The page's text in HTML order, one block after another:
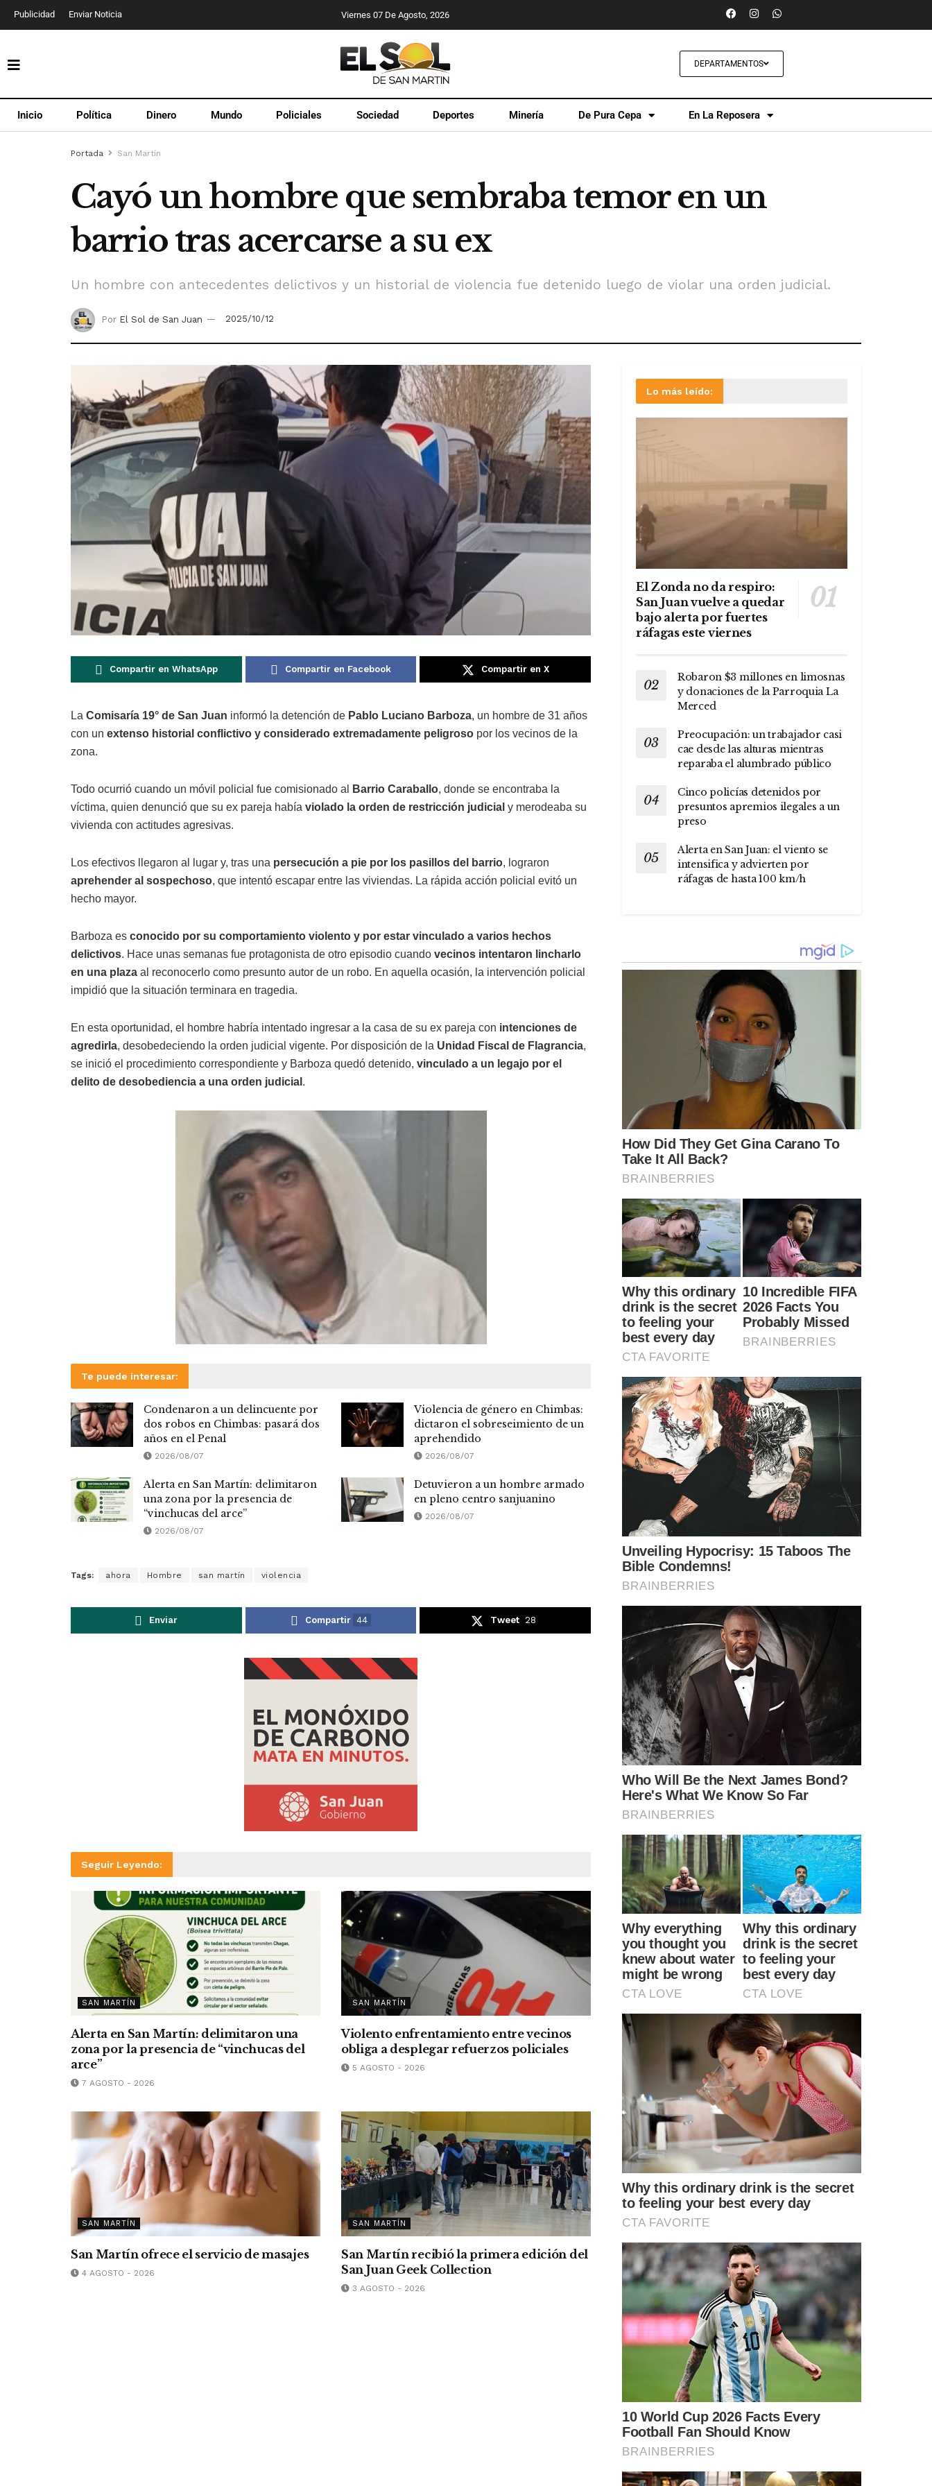
Publicidad Enviar Noticia Viernes 07 De Agosto, 2026
DEPARTAMENTOS
Inicio Política Dinero Mundo Policiales Sociedad Deportes Minería De Pura Cepa En La Reposera
Portada San Martín
Cayó un hombre que sembraba temor en un
barrio tras acercarse a su ex
Un hombre con antecedentes delictivos y un historial de violencia fue detenido luego de violar una orden judicial.
Por El Sol de San Juan 2025/10/12
Compartir en WhatsApp Compartir en Facebook Compartir en X
La Comisaría 19° de San Juan informó la detención de Pablo Luciano Barboza, un hombre de 31 años
con un extenso historial conflictivo y considerado extremadamente peligroso por los vecinos de la
zona.
Todo ocurrió cuando un móvil policial fue comisionado al Barrio Caraballo, donde se encontraba la
víctima, quien denunció que su ex pareja había violado la orden de restricción judicial y merodeaba su
vivienda con actitudes agresivas.
Los efectivos llegaron al lugar y, tras una persecución a pie por los pasillos del barrio, lograron
aprehender al sospechoso, que intentó escapar entre las viviendas. La rápida acción policial evitó un
hecho mayor.
Barboza es conocido por su comportamiento violento y por estar vinculado a varios hechos
delictivos. Hace unas semanas fue protagonista de otro episodio cuando vecinos intentaron lincharlo
en una plaza al reconocerlo como presunto autor de un robo. En aquella ocasión, la intervención policial
impidió que la situación terminara en tragedia.
En esta oportunidad, el hombre habría intentado ingresar a la casa de su ex pareja con intenciones de
agredirla, desobedeciendo la orden judicial vigente. Por disposición de la Unidad Fiscal de Flagrancia,
se inició el procedimiento correspondiente y Barboza quedó detenido, vinculado a un legajo por el
delito de desobediencia a una orden judicial .
Te puede interesar:
Condenaron a un delincuente por
dos robos en Chimbas: pasará dos
años en el Penal
2026/08/07
Violencia de género en Chimbas:
dictaron el sobreseimiento de un
aprehendido
2026/08/07
Alerta en San Martín: delimitaron
una zona por la presencia de
“vinchucas del arce”
2026/08/07
Detuvieron a un hombre armado
en pleno centro sanjuanino
2026/08/07
Tags: ahora Hombre san martín violencia
Enviar Compartir 44 Tweet 28
Seguir Leyendo:
SAN MARTÍN
Alerta en San Martín: delimitaron una
zona por la presencia de “vinchucas del
arce”
7 AGOSTO - 2026
SAN MARTÍN
Violento enfrentamiento entre vecinos
obliga a desplegar refuerzos policiales
5 AGOSTO - 2026
SAN MARTÍN
San Martín ofrece el servicio de masajes
4 AGOSTO - 2026
SAN MARTÍN
San Martín recibió la primera edición del
San Juan Geek Collection
3 AGOSTO - 2026
Lo más leído:
El Zonda no da respiro:
San Juan vuelve a quedar
bajo alerta por fuertes
ráfagas este viernes
Robaron $3 millones en limosnas
y donaciones de la Parroquia La
Merced
Preocupación: un trabajador casi
cae desde las alturas mientras
reparaba el alumbrado público
Cinco policías detenidos por
presuntos apremios ilegales a un
preso
Alerta en San Juan: el viento se
intensifica y advierten por
ráfagas de hasta 100 km/h